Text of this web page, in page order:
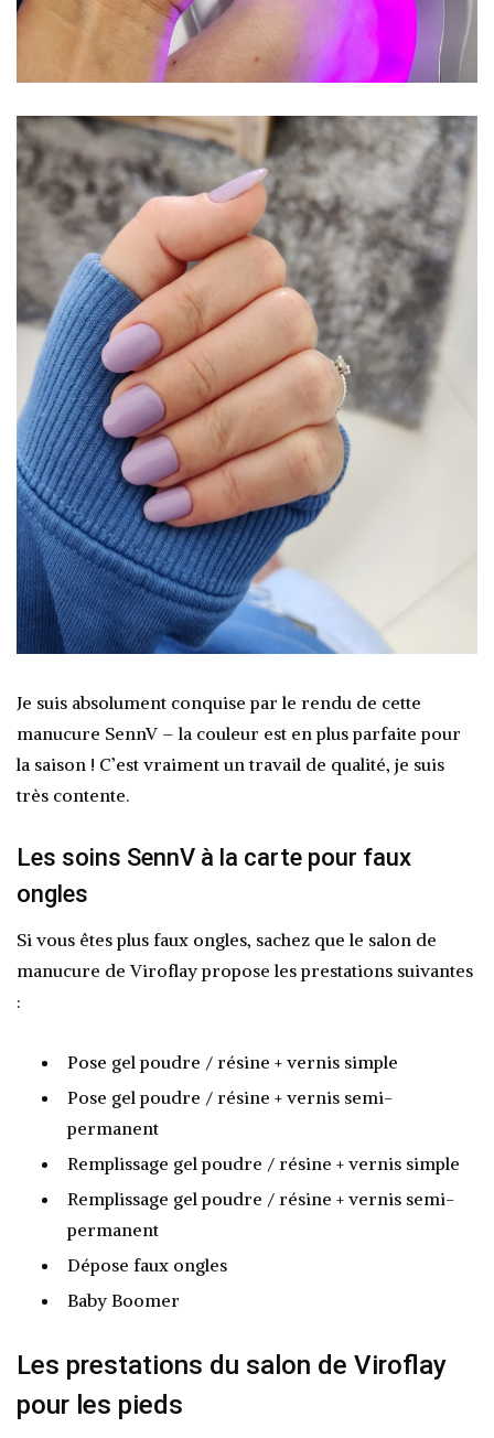
Je suis absolument conquise par le rendu de cette
manucure SennV – la couleur est en plus parfaite pour
la saison ! C’est vraiment un travail de qualité, je suis
très contente.
Les soins SennV à la carte pour faux
ongles
Si vous êtes plus faux ongles, sachez que le salon de
manucure de Viroflay propose les prestations suivantes
:
Pose gel poudre / résine + vernis simple
Pose gel poudre / résine + vernis semi-
permanent
Remplissage gel poudre / résine + vernis simple
Remplissage gel poudre / résine + vernis semi-
permanent
Dépose faux ongles
Baby Boomer
Les prestations du salon de Viroflay
pour les pieds